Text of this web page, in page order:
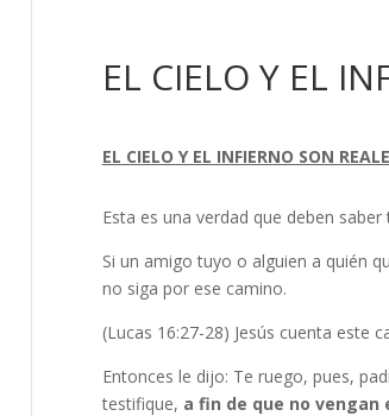
EL CIELO Y EL
EL CIELO Y EL INFIERNO SON
Esta es una verdad que deben
Si un amigo tuyo o alguien a quién
no siga por ese camino.
(Lucas 16:27-28) Jesús cuenta este
Entonces le dijo: Te ruego, pues,
testifique, a fin de que no